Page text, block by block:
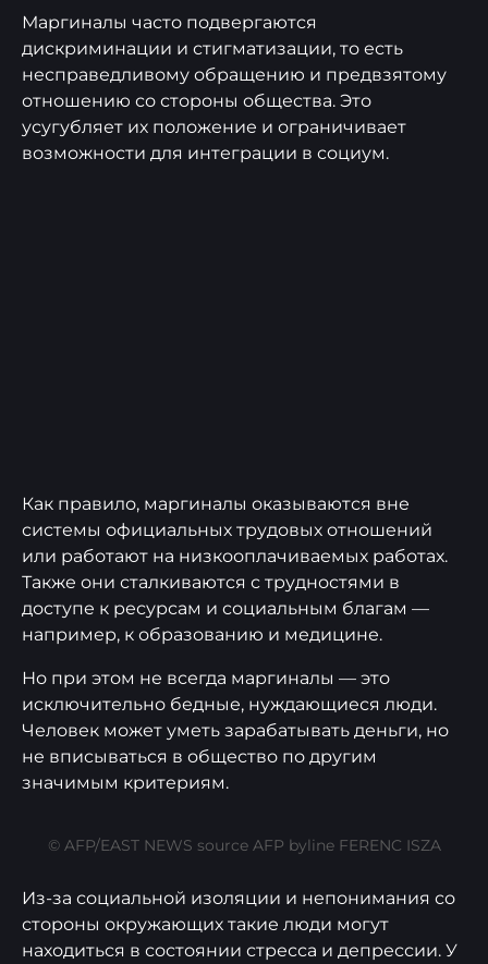
Маргиналы часто подвергаются
дискриминации и стигматизации, то есть
несправедливому обращению и предвзятому
отношению со стороны общества. Это
усугубляет их положение и ограничивает
возможности для интеграции в социум.
Как правило, маргиналы оказываются вне
системы официальных трудовых отношений
или работают на низкооплачиваемых работах.
Также они сталкиваются с трудностями в
доступе к ресурсам и социальным благам —
например, к образованию и медицине.
Но при этом не всегда маргиналы — это
исключительно бедные, нуждающиеся люди.
Человек может уметь зарабатывать деньги, но
не вписываться в общество по другим
значимым критериям.
© AFP/EAST NEWS source AFP byline FERENC ISZA
Из-за социальной изоляции и непонимания со
стороны окружающих такие люди могут
находиться в состоянии стресса и депрессии. У